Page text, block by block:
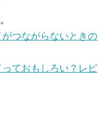
つながらないときの
ておもしろい？レビ